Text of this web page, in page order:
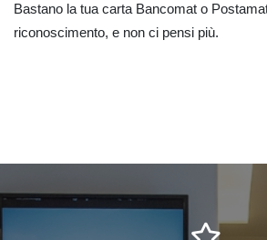
Bastano la tua carta Bancomat o
riconoscimento, e non ci pensi più.